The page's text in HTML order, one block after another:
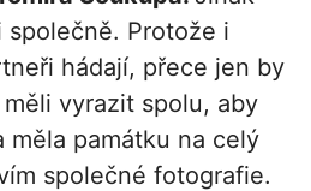
Protože i
hádají, přece jen by
vyrazit spolu, aby
měla památku na celý
společné fotografie.